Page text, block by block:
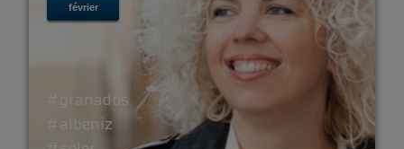
février
#granados
#albeniz